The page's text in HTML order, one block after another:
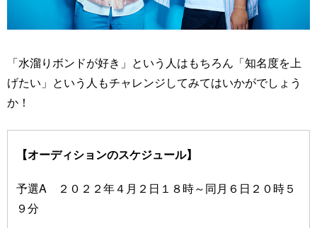
「水溜りボンドが好き」という人はもちろん「知名度を上
げたい」という人もチャレンジしてみてはいかがでしょう
か！
【オーディションのスケジュール】
予選A ２０２２年４月２日１８時～同月６日２０時５
９分